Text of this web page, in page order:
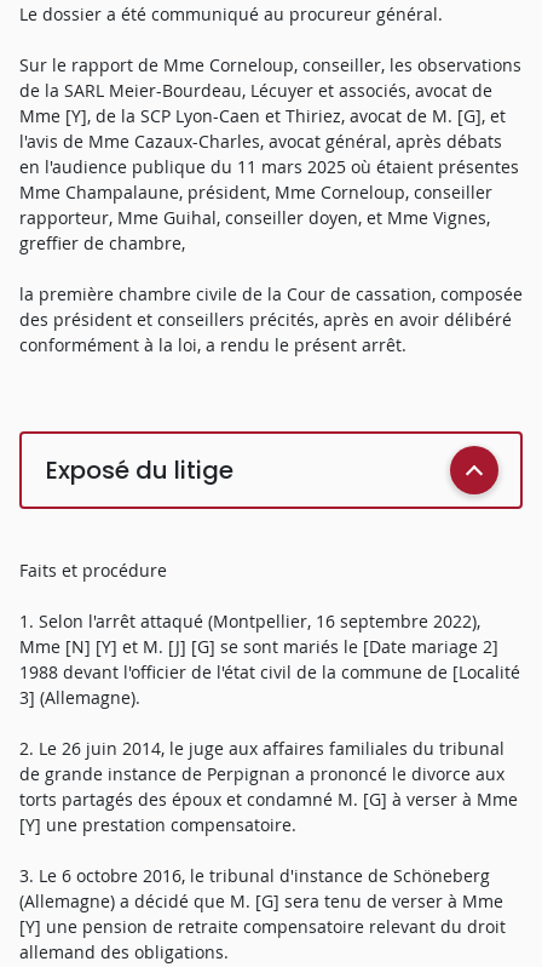
Le dossier a été communiqué au procureur général.
Sur le rapport de Mme Corneloup, conseiller, les observations
de la SARL Meier-Bourdeau, Lécuyer et associés, avocat de
Mme [Y], de la SCP Lyon-Caen et Thiriez, avocat de M. [G], et
l'avis de Mme Cazaux-Charles, avocat général, après débats
en l'audience publique du 11 mars 2025 où étaient présentes
Mme Champalaune, président, Mme Corneloup, conseiller
rapporteur, Mme Guihal, conseiller doyen, et Mme Vignes,
greffier de chambre,
la première chambre civile de la Cour de cassation, composée
des président et conseillers précités, après en avoir délibéré
conformément à la loi, a rendu le présent arrêt.
Exposé du litige
Faits et procédure
1. Selon l'arrêt attaqué (Montpellier, 16 septembre 2022),
Mme [N] [Y] et M. [J] [G] se sont mariés le [Date mariage 2]
1988 devant l'officier de l'état civil de la commune de [Localité
3] (Allemagne).
2. Le 26 juin 2014, le juge aux affaires familiales du tribunal
de grande instance de Perpignan a prononcé le divorce aux
torts partagés des époux et condamné M. [G] à verser à Mme
[Y] une prestation compensatoire.
3. Le 6 octobre 2016, le tribunal d'instance de Schöneberg
(Allemagne) a décidé que M. [G] sera tenu de verser à Mme
[Y] une pension de retraite compensatoire relevant du droit
allemand des obligations.